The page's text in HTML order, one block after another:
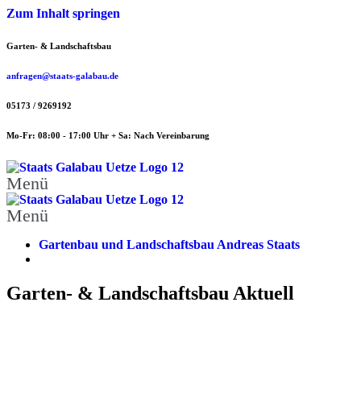
Zum Inhalt springen
Garten- & Landschaftsbau
anfragen@staats-galabau.de
05173 / 9269192
Mo-Fr: 08:00 - 17:00 Uhr + Sa: Nach Vereinbarung
Menü
Menü
Gartenbau und Landschaftsbau Andreas Staats
Garten- & Landschaftsbau Aktuell